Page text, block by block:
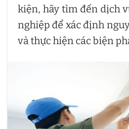
kiện, hãy tìm đến dịch
nghiệp để xác định
và thực hiện các biện